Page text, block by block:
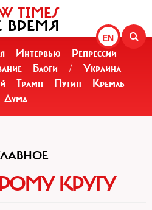
EN
TIMES
ВРЕМЯ
Интервью
Репрессии
Блоги /
Украина
Трамп Путин
Кремль
Дума
КРУГУ